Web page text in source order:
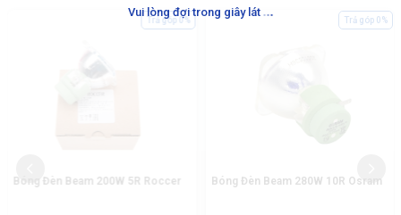
Vui lòng đợi trong giây lát ...
Bóng Đèn Beam 200W 5R Roccer
Trả góp 0%
Bóng Đèn Beam 280W 10R Osram
Trả góp 0%